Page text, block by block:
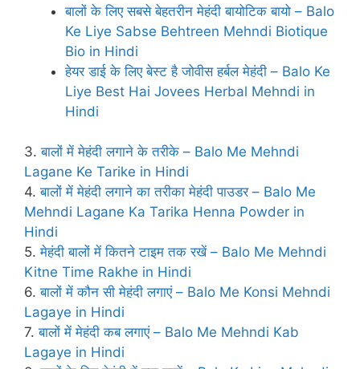
बालों के लिए सबसे बेहतरीन मेहंदी बायोटिक बायो – Balo
Ke Liye Sabse Behtreen Mehndi Biotique
Bio in Hindi
हेयर डाई के लिए बेस्‍ट है जोवीस हर्बल मेहंदी – Balo Ke
Liye Best Hai Jovees Herbal Mehndi in
Hindi
3.बालों में मेहंदी लगाने के तरीके – Balo Me Mehndi
Lagane Ke Tarike in Hindi
4.बालों में मेहंदी लगाने का तरीका मेहंदी पाउडर – Balo Me
Mehndi Lagane Ka Tarika Henna Powder in
Hindi
5.मेहंदी बालों में कितने टाइम तक रखें – Balo Me Mehndi
Kitne Time Rakhe in Hindi
6.बालों में कौन सी मेहंदी लगाएं – Balo Me Konsi Mehndi
Lagaye in Hindi
7.बालों में मेहंदी कब लगाएं – Balo Me Mehndi Kab
Lagaye in Hindi